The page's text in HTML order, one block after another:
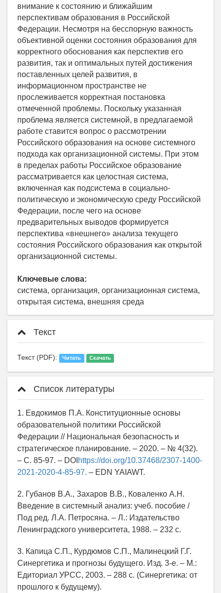
внимание к состоянию и ближайшим
перспективам образования в Российской
Федерации. Несмотря на бесспорную важность
объективной оценки состояния образования для
корректного обоснования как перспектив его
развития, так и оптимальных путей достижения
поставленных целей развития, в
информационном пространстве не
прослеживается корректная постановка
отмеченной проблемы. Поскольку указанная
проблема является системной, в предлагаемой
работе ставится вопрос о рассмотрении
Российского образования на основе системного
подхода как организационной системы. При этом
в пределах работы Российское образование
рассматривается как целостная система,
включенная как подсистема в социально-
политическую и экономическую среду Российской
Федерации, после чего на основе
предварительных выводов формируется
перспектива «внешнего» анализа текущего
состояния Российского образования как открытой
организационной системы.
Ключевые слова:
система, организация, организационная система,
открытая система, внешняя среда
Текст
Текст (PDF): Читать Скачать
Список литературы
1. Евдокимов П.А. Конституционные основы
образовательной политики Российской
Федерации // Национальная безопасность и
стратегическое планирование. – 2020. – № 4(32).
– С. 85-97. – DOI https://doi.org/10.37468/2307-1400-
2021-2020-4-85-97. – EDN YAIAWT.
2. Губанов В.А., Захаров В.В., Коваленко А.Н.
Введение в системный анализ: учеб. пособие /
Под ред. Л.А. Петросяна. – Л.: Издательство
Ленинградского университета, 1988. – 232 с.
3. Капица С.П., Курдюмов С.П., Малинецкий Г.Г.
Синергетика и прогнозы будущего. Изд. 3-е. – М.:
Едиториал УРСС, 2003. – 288 с. (Синергетика: от
прошлого к будущему).